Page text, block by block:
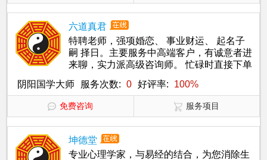
六道真君
特聘老师，强项婚恋、 事业财运、 起名子
嗣 择日。主要服务中高端客户，有诚意者进
来聊，实力派高级咨询师。 忙碌时直接下单
阴阳国学大师 服务次数: 0 好评率: 100%
免费咨询 服务项目
坤德堂
专业心理学家，与易经的结合，为您消除生